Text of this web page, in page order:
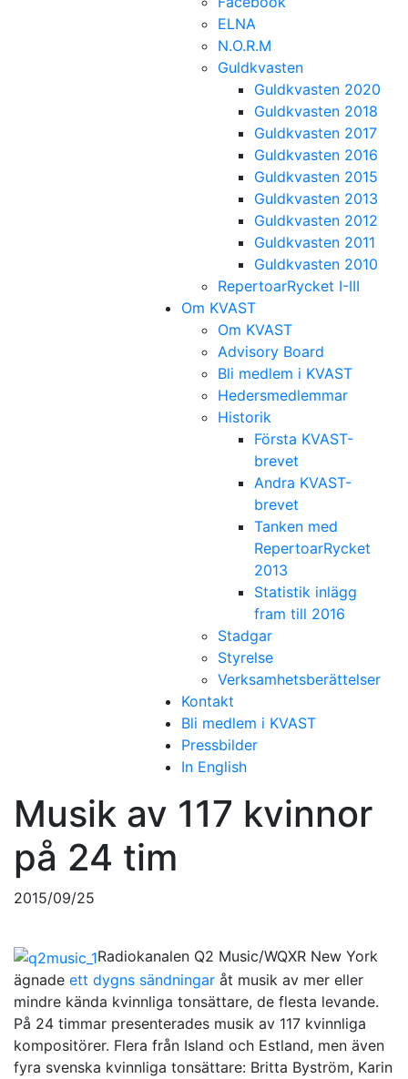
ELNA
N.O.R.M
Guldkvasten
Guldkvasten 2020
Guldkvasten 2018
Guldkvasten 2017
Guldkvasten 2016
Guldkvasten 2015
Guldkvasten 2013
Guldkvasten 2012
Guldkvasten 2011
Guldkvasten 2010
RepertoarRycket I-III
Om KVAST
Om KVAST
Advisory Board
Bli medlem i KVAST
Hedersmedlemmar
Historik
Första KVAST-
brevet
Andra KVAST-
brevet
Tanken med
RepertoarRycket
2013
Statistik inlägg
fram till 2016
Stadgar
Styrelse
Verksamhetsberättelser
Kontakt
Bli medlem i KVAST
Pressbilder
In English
Musik av 117 kvinnor
på 24 tim
2015/09/25
Radiokanalen Q2 Music/WQXR New York
ägnade ett dygns sändningar åt musik av mer eller
mindre kända kvinnliga tonsättare, de flesta levande.
På 24 timmar presenterades musik av 117 kvinnliga
kompositörer. Flera från Island och Estland, men även
fyra svenska kvinnliga tonsättare: Britta Byström, Karin